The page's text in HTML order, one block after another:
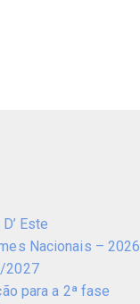
Este
Nacionais – 2026
2027
para a 2ª fase